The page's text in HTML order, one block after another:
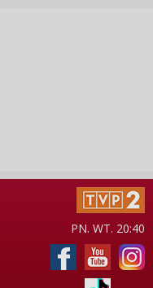
PN. WT. 20:40